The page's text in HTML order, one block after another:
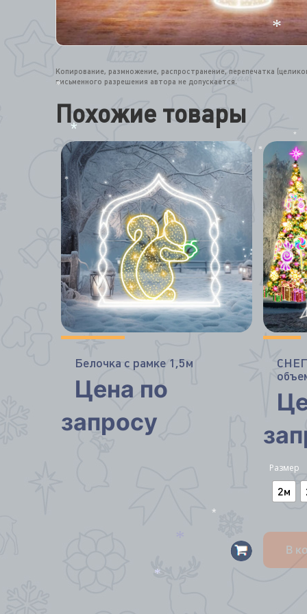
Копирование, размножение, распространение, перепечатка
письменного разрешения автора не допускается.
Похожие товары
Белочка с рамке 1,5м
Цена по
запросу
Размер
2м
В
*
*
*
*
*